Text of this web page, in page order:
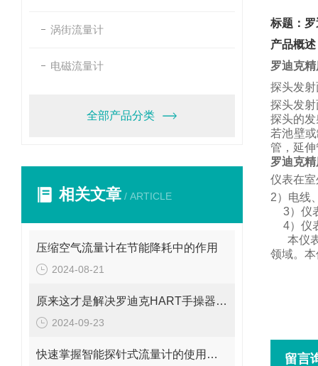
涡街流量计
电磁流量计
全部产品分类
相关文章 / ARTICLE
压缩空气流量计在节能降耗中的作用
2024-08-21
原来这才是解决罗迪克HART手操器常见故障的正确方法！
2024-09-23
快速掌握智能探针式流量计的使用秘籍
标题：
产品概述
罗迪克
探头发
探头发
探头的
若池壁
管， 延
罗迪克
仪表在
2）电线
3）仪
4）仪
本仪
领域。 本
留言